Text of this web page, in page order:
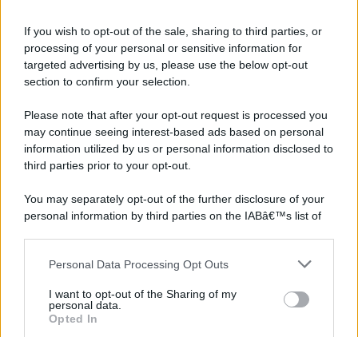
If you wish to opt-out of the sale, sharing to third parties, or
processing of your personal or sensitive information for
targeted advertising by us, please use the below opt-out
section to confirm your selection.
Please note that after your opt-out request is processed you
may continue seeing interest-based ads based on personal
information utilized by us or personal information disclosed to
third parties prior to your opt-out.
You may separately opt-out of the further disclosure of your
personal information by third parties on the IABâ€™s list of
This information may also be disclosed by us to third parties
further disclose it to other third parties.
Please note that this website/app uses one or more Google
Personal Data Processing Opt Outs
I want to opt-out of the Sharing of my
personal data.
Opted In